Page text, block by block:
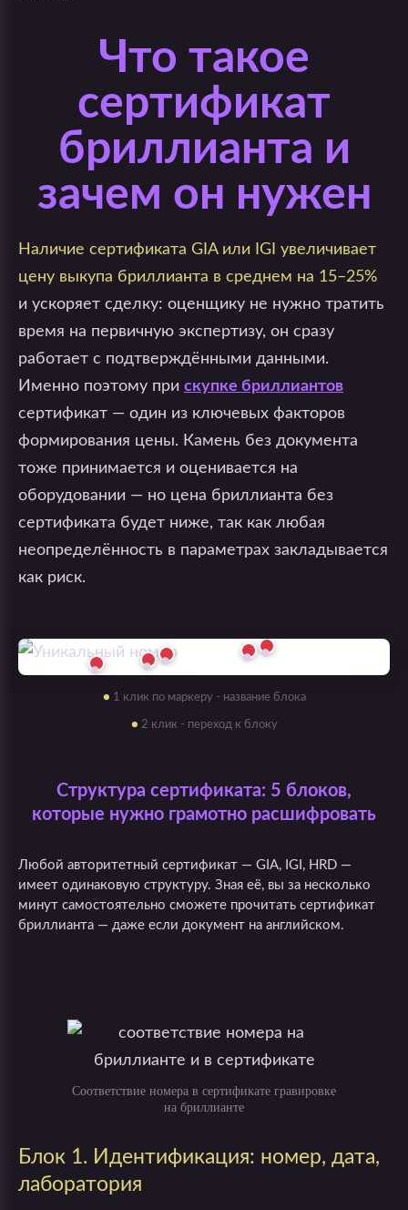
Что такое
сертификат
бриллианта и
зачем он нужен
Наличие сертификата GIA или IGI увеличивает
цену выкупа бриллианта в среднем на 15–25%
и ускоряет сделку: оценщику не нужно тратить
время на первичную экспертизу, он сразу
работает с подтверждёнными данными.
Именно поэтому при скупке бриллиантов
сертификат — один из ключевых факторов
формирования цены. Камень без документа
тоже принимается и оценивается на
оборудовании — но цена бриллианта без
сертификата будет ниже, так как любая
неопределённость в параметрах закладывается
как риск.
●
по
4С
●
●
●
●
● 1 клик по маркеру - название блока
● 2 клик - переход к блоку
Структура сертификата: 5 блоков,
которые нужно грамотно расшифровать
Любой авторитетный сертификат — GIA, IGI, HRD —
имеет одинаковую структуру. Зная её, вы за несколько
минут самостоятельно сможете прочитать сертификат
бриллианта — даже если документ на английском.
Соответствие номера в сертификате гравировке
на бриллианте
Блок 1. Идентификация: номер, дата,
лаборатория